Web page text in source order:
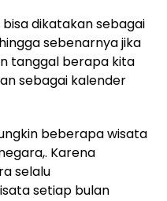
bisa dikatakan sebagai
sebenarnya jika
tanggal berapa kita
sebagai kalender
beberapa wisata
Karena
selalu
setiap bulan